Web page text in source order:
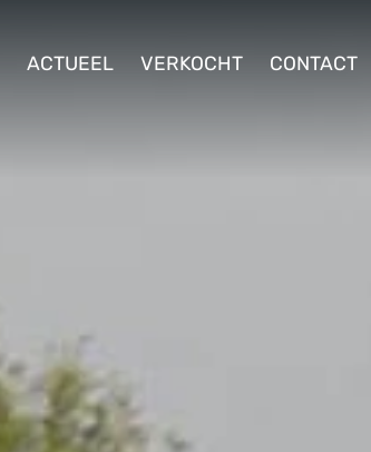
ACTUEEL VERKOCHT CONTACT